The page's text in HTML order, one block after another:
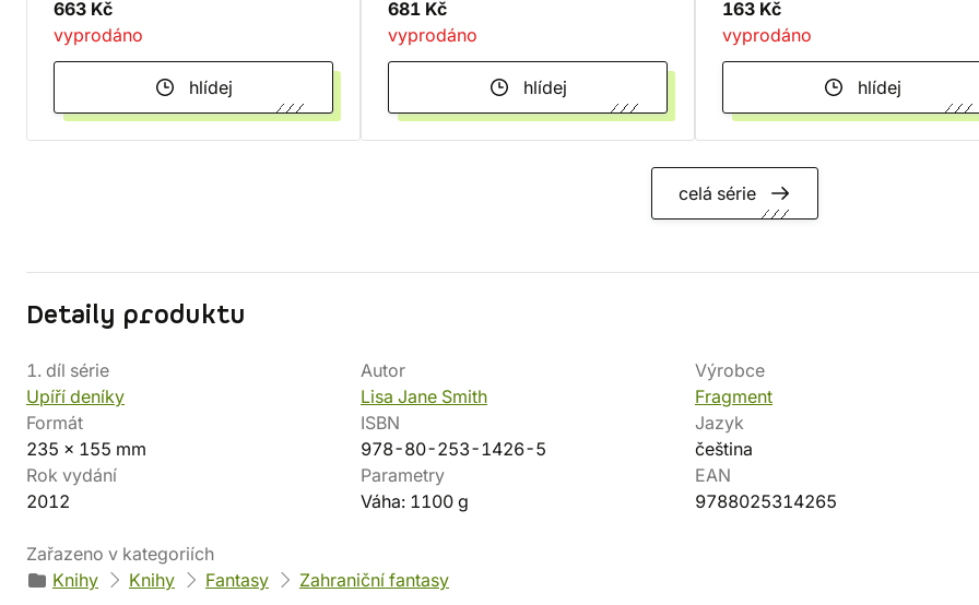
663 Kč
vyprodáno
hlídej
681 Kč
vyprodáno
hlídej
163 Kč
vyprodáno
hlídej
celá série
Detaily produktu
1. díl série
Upíří deníky
Autor
Lisa Jane Smith
Výrobce
Fragment
Formát
235 x 155 mm
ISBN
978-80-253-1426-5
Jazyk
čeština
Rok vydání
2012
Parametry
Váha: 1100 g
EAN
9788025314265
Zařazeno v kategoriích
Knihy
Knihy Fantasy Zahraniční fantasy